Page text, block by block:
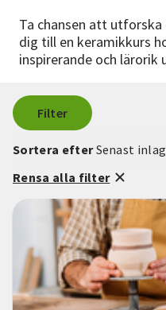
Ta chansen att
dig till en keramikkurs
inspirerande och lärorik
Filter
Sortera efterSenast
Rensa alla filter